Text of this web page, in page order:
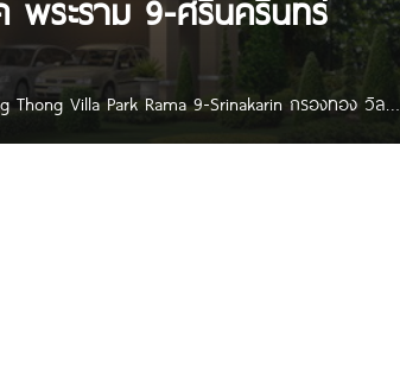
พระราม 9-ศรีนครินทร์
Villa Park Rama 9-Srinakarin กรองทอง วิลล่า